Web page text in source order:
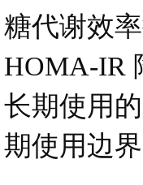
糖代谢效
HOMA-IR
长期使用
期使用边界